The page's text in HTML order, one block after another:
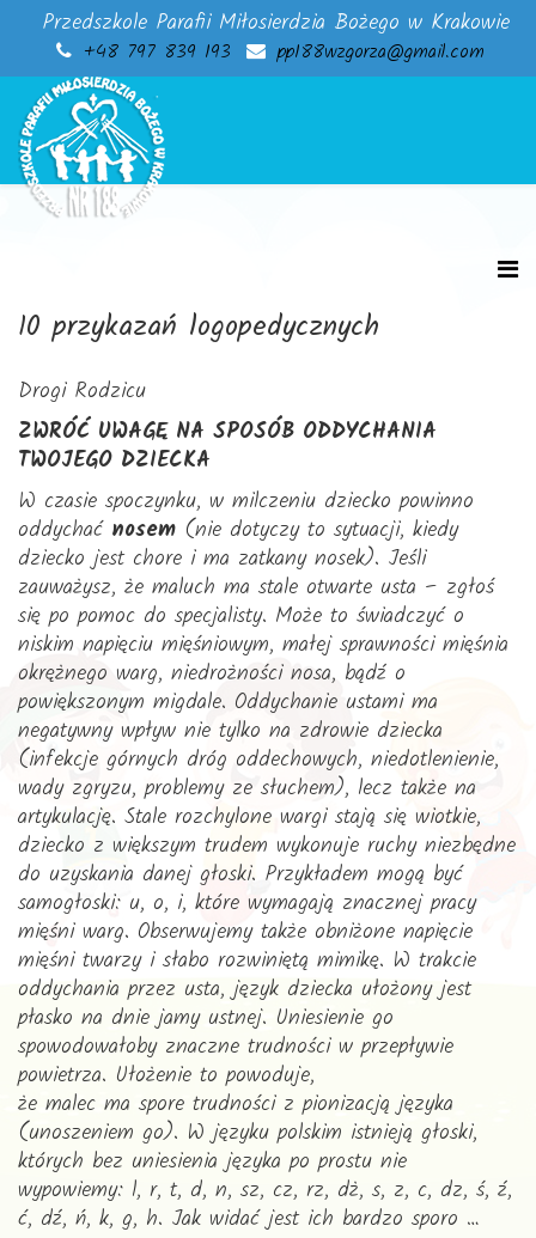
Przedszkole Parafii Miłosierdzia Bożego w Krakowie
+48 797 839 193 pp188wzgorza@gmail.com
10 przykazań logopedycznych
Drogi Rodzicu
ZWRÓĆ UWAGĘ NA SPOSÓB ODDYCHANIA
TWOJEGO DZIECKA
W czasie spoczynku, w milczeniu dziecko powinno
oddychać nosem (nie dotyczy to sytuacji, kiedy
dziecko jest chore i ma zatkany nosek). Jeśli
zauważysz, że maluch ma stale otwarte usta – zgłoś
się po pomoc do specjalisty. Może to świadczyć o
niskim napięciu mięśniowym, małej sprawności mięśnia
okrężnego warg, niedrożności nosa, bądź o
powiększonym migdale. Oddychanie ustami ma
negatywny wpływ nie tylko na zdrowie dziecka
(infekcje górnych dróg oddechowych, niedotlenienie,
wady zgryzu, problemy ze słuchem), lecz także na
artykulację. Stale rozchylone wargi stają się wiotkie,
dziecko z większym trudem wykonuje ruchy niezbędne
do uzyskania danej głoski. Przykładem mogą być
samogłoski: u, o, i, które wymagają znacznej pracy
mięśni warg. Obserwujemy także obniżone napięcie
mięśni twarzy i słabo rozwiniętą mimikę. W trakcie
oddychania przez usta, język dziecka ułożony jest
płasko na dnie jamy ustnej. Uniesienie go
spowodowałoby znaczne trudności w przepływie
powietrza. Ułożenie to powoduje,
że malec ma spore trudności z pionizacją języka
(unoszeniem go). W języku polskim istnieją głoski,
których bez uniesienia języka po prostu nie
wypowiemy: l, r, t, d, n, sz, cz, rz, dż, s, z, c, dz, ś, ź,
ć, dź, ń, k, g, h. Jak widać jest ich bardzo sporo …